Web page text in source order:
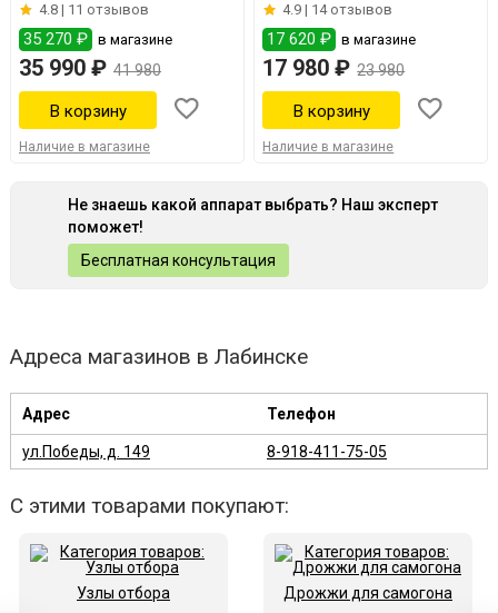
4.8 | 11 отзывов
35 270 ₽ в магазине
35 990 ₽ 41 980
Наличие в магазине
4.9 | 14 отзывов
17 620 ₽ в магазине
17 980 ₽ 23 980
Наличие в магазине
Не знаешь какой аппарат выбрать? Наш эксперт
поможет!
Бесплатная консультация
Адреса магазинов в Лабинске
Адрес Телефон
ул.Победы, д. 149 8-918-411-75-05
С этими товарами покупают:
Узлы отбора Дрожжи для самогона